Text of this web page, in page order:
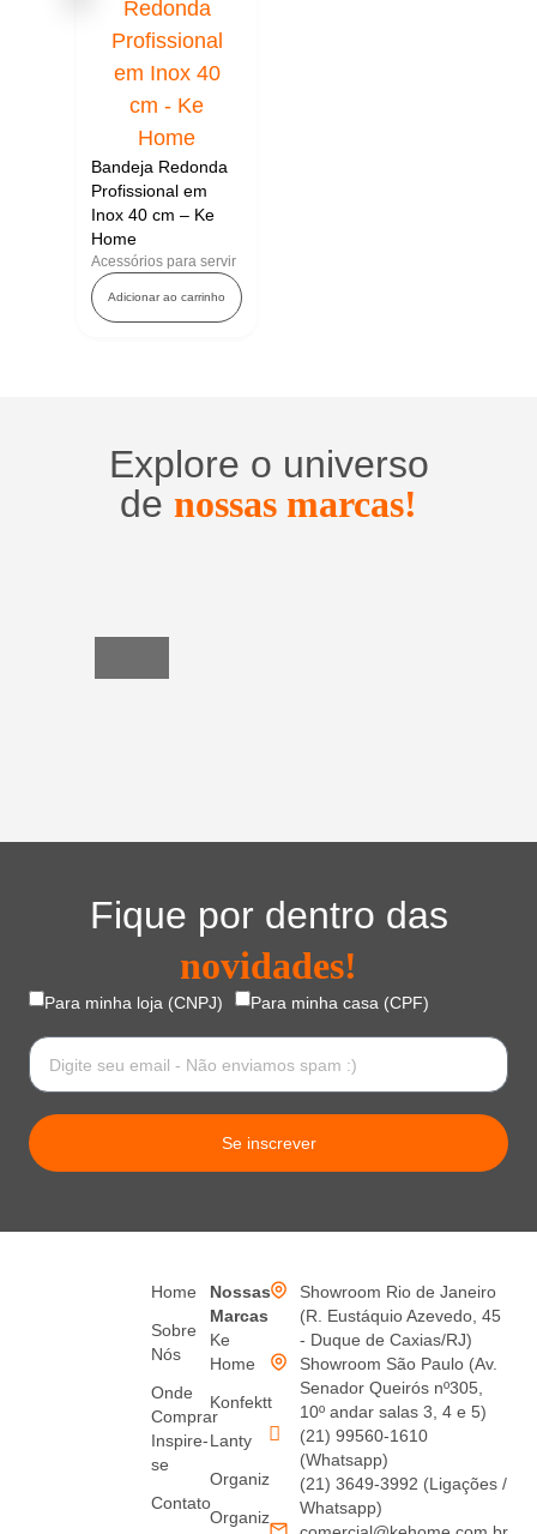
Bandeja Redonda
Profissional em
Inox 40 cm – Ke
Home
Acessórios para servir
Adicionar ao carrinho
Explore o universo
de nossas marcas!
Fique por dentro das
novidades!
Para minha loja (CNPJ) Para minha casa (CPF)
Se inscrever
Home
Sobre
Nós
Onde
Comprar
Inspire-
se
Contato
Nossas
Marcas
Ke
Home
Konfektt
Lanty
Organiz
Organiz
Showroom Rio de Janeiro
(R. Eustáquio Azevedo, 45
- Duque de Caxias/RJ)
Showroom São Paulo (Av.
Senador Queirós nº305,
10º andar salas 3, 4 e 5)
(21) 99560-1610
(Whatsapp)
(21) 3649-3992 (Ligações /
Whatsapp)